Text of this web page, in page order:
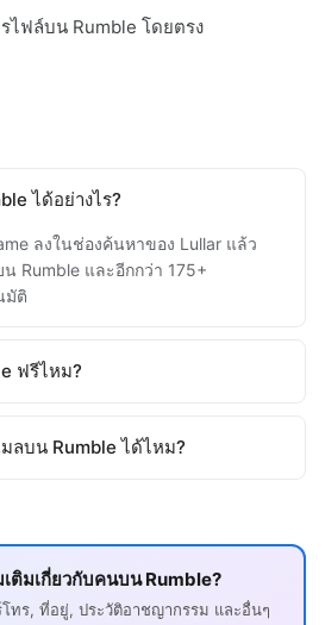
ไฟล์บน Rumble โดยตรง
ได้อย่างไร?
ลงในช่องค้นหาของ Lullar แล้ว
Rumble และอีกกว่า 175+
มัติ
ฟรีไหม?
ลบน Rumble ได้ไหม?
ติมเกี่ยวกับคนบน Rumble?
ทร, ที่อยู่, ประวัติอาชญากรรม และอื่นๆ